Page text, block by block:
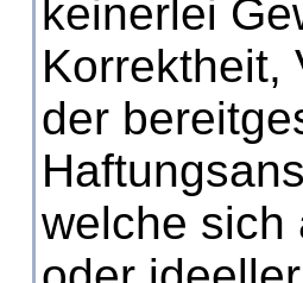
keinerlei
Korrektheit,
der
welche sich